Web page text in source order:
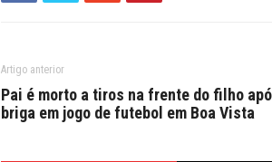
Artigo anterior
Pai é morto a tiros na frente do filho
briga em jogo de futebol em Boa Vista